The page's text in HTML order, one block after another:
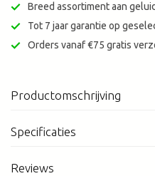
Breed assortiment aan
Tot 7 jaar garantie op
Orders vanaf €75 gratis
Productomschrijving
Specificaties
Reviews